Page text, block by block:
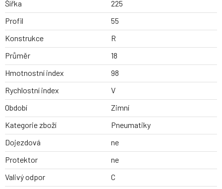
Šířka
225
Profil
55
Konstrukce
R
Průměr
18
Hmotnostní index
98
Rychlostní index
V
Období
Zimní
Kategorie zboží
Pneumatiky
Dojezdová
ne
Protektor
ne
Valivý odpor
C